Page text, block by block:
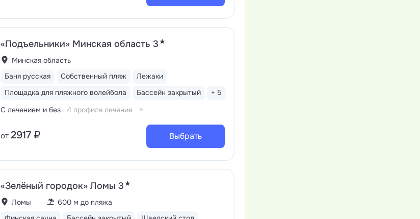
«Подъельники» Минская область 3★
Минская область
Баня русская
Собственный пляж
Лежаки
Площадка для пляжного волейбола
Бассейн закрытый
+ 5
С лечением и без
4 профиля лечения
от 2917 ₽ Выбрать
«Зелёный городок» Ломы 3★
Ломы
600 м до пляжа